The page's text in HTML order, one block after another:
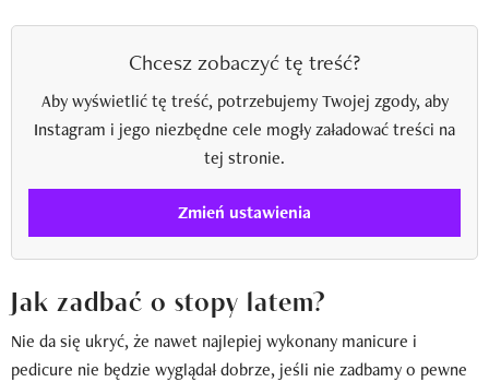
Chcesz zobaczyć tę treść?
Aby wyświetlić tę treść, potrzebujemy Twojej zgody, aby
Instagram i jego niezbędne cele mogły załadować treści na
tej stronie.
Zmień ustawienia
Jak zadbać o stopy latem?
Nie da się ukryć, że nawet najlepiej wykonany manicure i
pedicure nie będzie wyglądał dobrze, jeśli nie zadbamy o pewne